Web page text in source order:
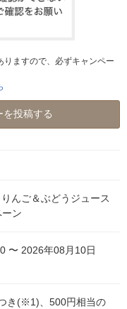
ますので、必ずキャンペー
投稿する
んご＆ぶどうジュース
ン
〜 2026年08月10日
き(※1)、500円相当の